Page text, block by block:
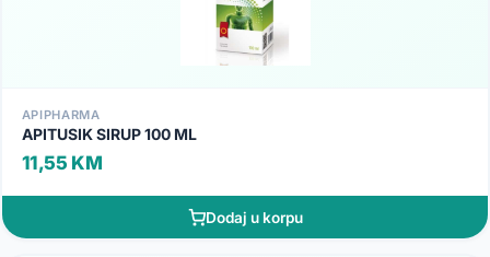
APIPHARMA
APITUSIK SIRUP 100 ML
11,55 KM
Dodaj u korpu